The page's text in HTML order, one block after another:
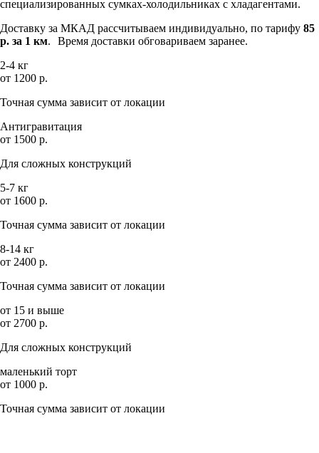
специализированных сумках-холодильниках с хладагентами.
Доставку за МКАД рассчитываем индивидуально, по тарифу 85
р. за 1 км. Время доставки обговариваем заранее.
2-4 кг
от 1200 р.
Точная сумма зависит от локации
Антигравитация
от 1500 р.
Для сложных конструкций
5-7 кг
от 1600 р.
Точная сумма зависит от локации
8-14 кг
от 2400 р.
Точная сумма зависит от локации
от 15 и выше
от 2700 р.
Для сложных конструкций
маленький торт
от 1000 р.
Точная сумма зависит от локации